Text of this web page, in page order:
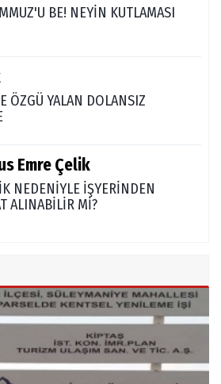
BE! NEYİN KUTLAMASI
ÖZGÜ YALAN DOLANSIZ
Emre Çelik
NEDENİYLE İŞYERİNDEN
ALINABİLİR Mİ?
TEŞKİLATI'NI ANLAMAK
Atalay
sayıları tutarsızlığı